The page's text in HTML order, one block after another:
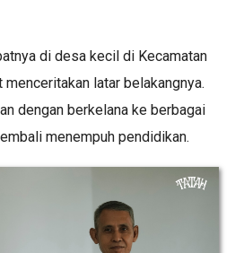
di desa kecil di Kecamatan
menceritakan latar belakangnya.
dengan berkelana ke berbagai
menempuh pendidikan.